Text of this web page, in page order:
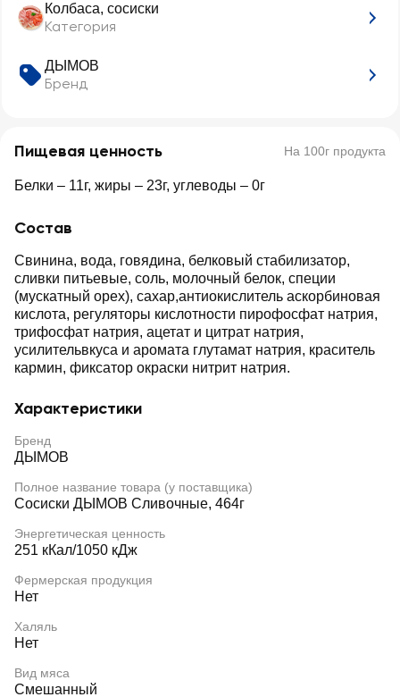
Колбаса, сосиски
Категория
ДЫМОВ
Бренд
Пищевая ценность На 100г продукта
Белки – 11г, жиры – 23г, углеводы – 0г
Состав
Свинина, вода, говядина, белковый стабилизатор,
сливки питьевые, соль, молочный белок, специи
(мускатный орех), сахар,антиокислитель аскорбиновая
кислота, регуляторы кислотности пирофосфат натрия,
трифосфат натрия, ацетат и цитрат натрия,
усилительвкуса и аромата глутамат натрия, краситель
кармин, фиксатор окраски нитрит натрия.
Характеристики
Бренд
ДЫМОВ
Полное название товара (у поставщика)
Сосиски ДЫМОВ Сливочные, 464г
Энергетическая ценность
251 кКал/1050 кДж
Фермерская продукция
Нет
Халяль
Нет
Вид мяса
Смешанный